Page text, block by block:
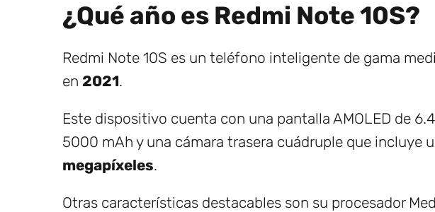
¿Qué año es Redmi Note 10S?
Redmi Note 10S es un teléfono inteligente de gama
en 2021.
Este dispositivo cuenta con una pantalla AMOLED de
5000 mAh y una cámara trasera cuádruple que incluye
megapíxeles.
Otras características destacables son su procesador